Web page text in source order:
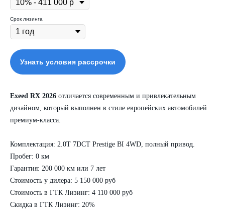
Срок лизинга
Узнать условия рассрочки
Exeed RX 2026 отличается современным и привлекательным
дизайном, который выполнен в стиле европейских автомобилей
премиум-класса.
Комплектация: 2.0T 7DCT Prestige BI 4WD, полный привод.
Пробег: 0 км
Гарантия: 200 000 км или 7 лет
Стоимость у дилера: 5 150 000 руб
Стоимость в ГТК Лизинг: 4 110 000 руб
Скидка в ГТК Лизинг: 20%